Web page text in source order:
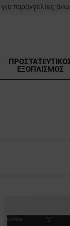
για παραγγελίες
ΕΞΟΠΛΙΣΜΟΣ